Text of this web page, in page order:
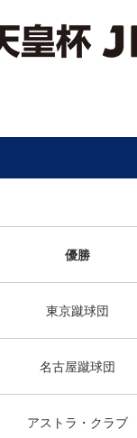
優勝
東京蹴球団
名古屋蹴球団
アストラ・クラブ